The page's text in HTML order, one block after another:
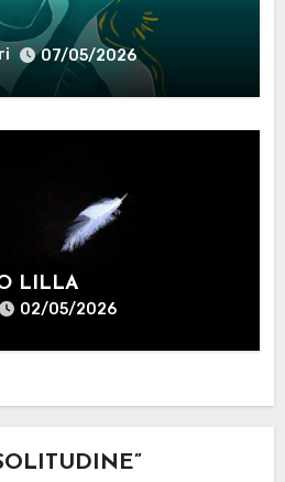
07/05/2026
LILLA
02/05/2026